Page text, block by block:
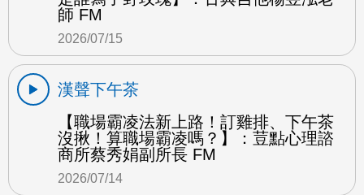
師 FM
2026/07/15
漢聲下午茶
【職場霸凌法新上路！訂雞排、下午茶
沒揪！算職場霸凌嗎？】：荳點心理諮
商所蔡秀娟副所長 FM
2026/07/14